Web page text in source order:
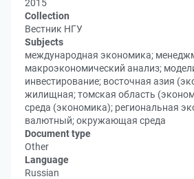
2015
Collection
Вестник НГУ
Subjects
международная экономика;
макроэкономический анализ;
инвестирование; восточная азия
жилищная; томская область
среда (экономика); региональная
валютный; окружающая среда
Document type
Other
Language
Russian